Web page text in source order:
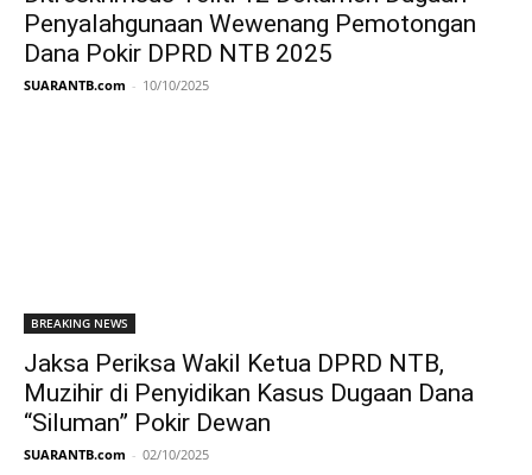
Penyalahgunaan Wewenang Pemotongan
Dana Pokir DPRD NTB 2025
SUARANTB.com - 10/10/2025
BREAKING NEWS
Jaksa Periksa Wakil Ketua DPRD NTB,
Muzihir di Penyidikan Kasus Dugaan Dana
“Siluman” Pokir Dewan
SUARANTB.com - 02/10/2025